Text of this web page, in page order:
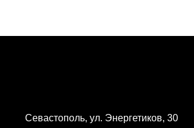
Севастополь, ул. Энергетиков, 30